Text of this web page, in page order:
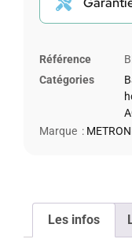
Référence
Catégories
Marque :
Les infos